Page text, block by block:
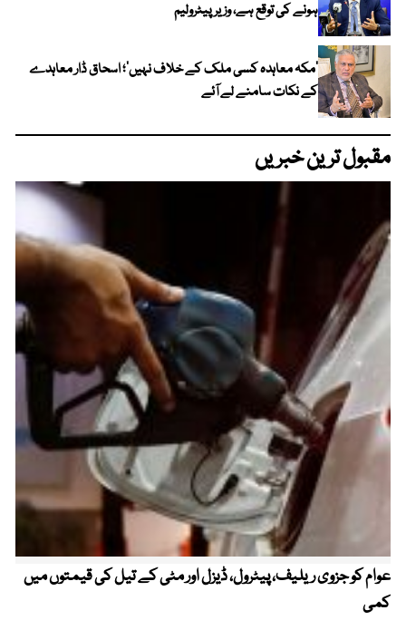
ہونے کی توقع ہے، وزیر پیٹرولیم
‘مکہ معاہدہ کسی ملک کے خلاف نہیں’؛ اسحاق ڈار معاہدے
کے نکات سامنے لے آئے
مقبول ترین خبریں
عوام کو جزوی ریلیف، پیٹرول، ڈیزل اور مٹی کے تیل کی قیمتوں میں
کمی